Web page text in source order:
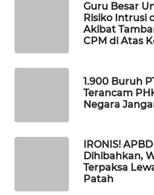
Guru Besar
Risiko Intrusi
Akibat
CPM di Atas
1.900 Buruh
Terancam
Negara
IRONIS!
Dihibahkan,
Terpaksa
Patah
LPKKI
KOPEKLIN